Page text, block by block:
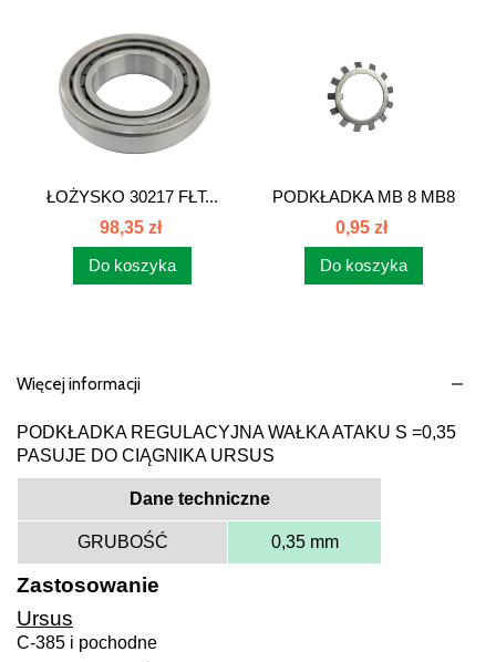
ŁOŻYSKO 30217 FŁT...
98,35 zł
Do koszyka
PODKŁADKA MB 8 MB8
54611903 MB-8
0,95 zł
Do koszyka
Więcej informacji
PODKŁADKA REGULACYJNA WAŁKA ATAKU S =0,35
PASUJE DO CIĄGNIKA URSUS
Dane techniczne
GRUBOŚĆ 0,35 mm
Zastosowanie
Ursus
C-385 i pochodne